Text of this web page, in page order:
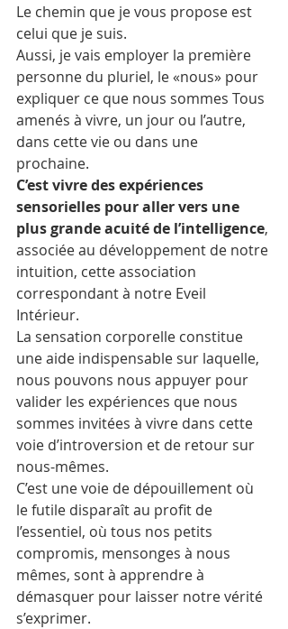
Le chemin que je vous propose est
celui que je suis.
Aussi, je vais employer la première
personne du pluriel, le «nous» pour
expliquer ce que nous sommes Tous
amenés à vivre, un jour ou l’autre,
dans cette vie ou dans une
prochaine.
C’est vivre des expériences
sensorielles pour aller vers une
plus grande acuité de l’intelligence,
associée au développement de notre
intuition, cette association
correspondant à notre Eveil
Intérieur.
La sensation corporelle constitue
une aide indispensable sur laquelle,
nous pouvons nous appuyer pour
valider les expériences que nous
sommes invitées à vivre dans cette
voie d’introversion et de retour sur
nous-mêmes.
C’est une voie de dépouillement où
le futile disparaît au profit de
l’essentiel, où tous nos petits
compromis, mensonges à nous
mêmes, sont à apprendre à
démasquer pour laisser notre vérité
s’exprimer.